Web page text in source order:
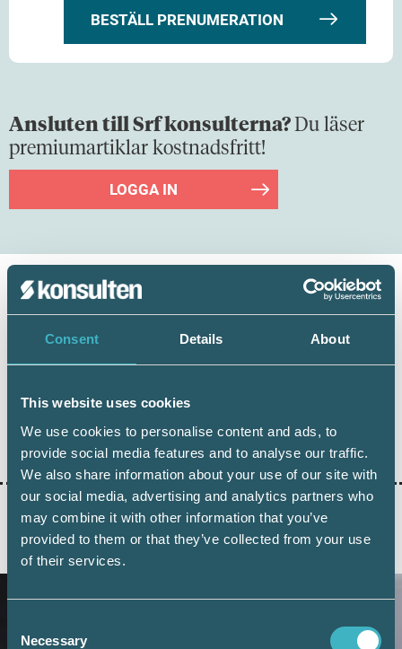
Consent Details About
This website uses cookies
We use cookies to personalise content and ads, to
provide social media features and to analyse our traffic.
We also share information about your use of our site with
our social media, advertising and analytics partners who
may combine it with other information that you’ve
provided to them or that they’ve collected from your use
of their services.
Selection
Necessary
BESTÄLL PRENUMERATION
Ansluten till Srf konsulterna?Du läser
premiumartiklar kostnadsfritt!
LOGGA IN
Håkan Edvardsson
Journalist
Dela:
AKTUELLA ARTIKLAR